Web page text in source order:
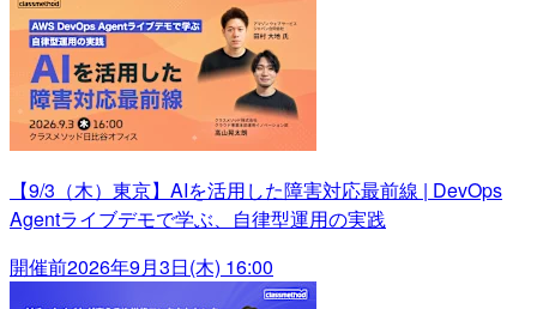
【9/3（木）東京】AIを活用した障害対応最前線 | DevOps
Agentライブデモで学ぶ、自律型運用の実践
開催前2026年9月3日(木) 16:00